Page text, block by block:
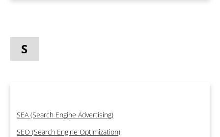
S
SEA (Search Engine Advertising)
SEO (Search Engine Optimization)